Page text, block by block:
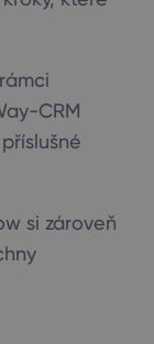
CRM
si zároveň